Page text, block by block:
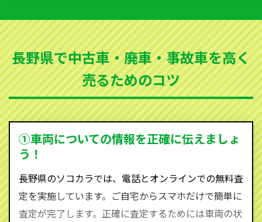
など動かない車、水害車、不動車、乗らなくなってし
まった車、車検が切れて動かすことができない車でも
買取可能です。
ソコカラは世界１１０か国に独自の販売ネットワーク
を持ち、国内に自社物流網、自社ヤードをもっている
ため、中間マージンがかかりません。だから高価買取
を実現し、お客様に利益を還元することができるので
す。
590-870）までお問い合わせ下さい。
査定・ご相談・見積もりはすべて無料で行います。安
心してお問い合わせください。
長野県で中古車・廃車・事故車を高く
売るためのコツ
①車両についての情報を正確に伝えましょ
う！
長野県のソコカラでは、電話とオンラインでの無料査
定を実施しています。ご自宅からスマホだけで簡単に
査定が完了します。正確に査定するためには車両の状